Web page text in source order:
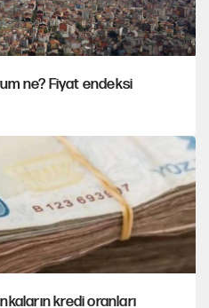
ne? Fiyat endeksi
kredi oranları